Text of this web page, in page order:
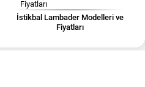
İstikbal Lambader Modelleri ve
Fiyatları